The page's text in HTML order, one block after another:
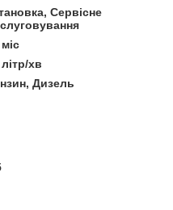
Сервісне
хв
Дизель